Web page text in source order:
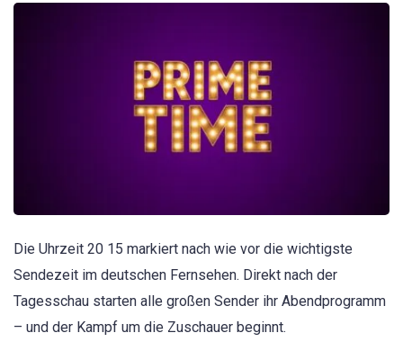
Die Uhrzeit 20 15 markiert nach wie vor die wichtigste
Sendezeit im deutschen Fernsehen. Direkt nach der
Tagesschau starten alle großen Sender ihr Abendprogramm
– und der Kampf um die Zuschauer beginnt.